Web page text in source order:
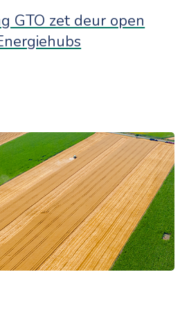
GTO zet deur open